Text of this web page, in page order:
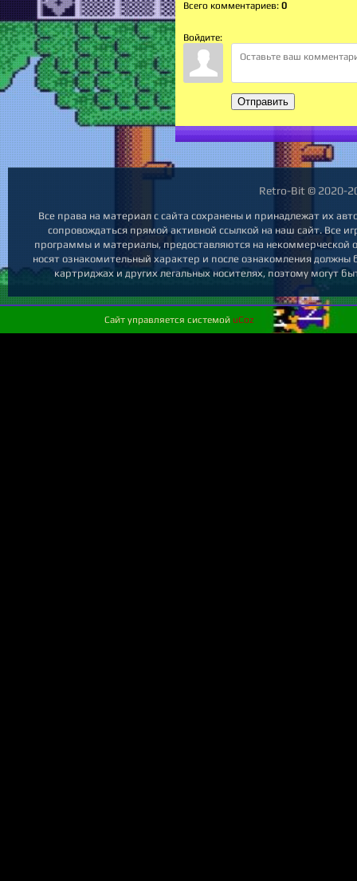
Всего комментариев: 0
Войдите:
Отправить
Retro-Bit © 2020-
Все права на материал с сайта сохранены и принадлежат их
сопровождаться прямой активной ссылкой на наш сайт. Все
программы и материалы, предоставляются на некоммерческой
носят ознакомительный характер и после ознакомления
картриджах и других легальных носителях, поэтому могут
Сайт управляется системой uCoz